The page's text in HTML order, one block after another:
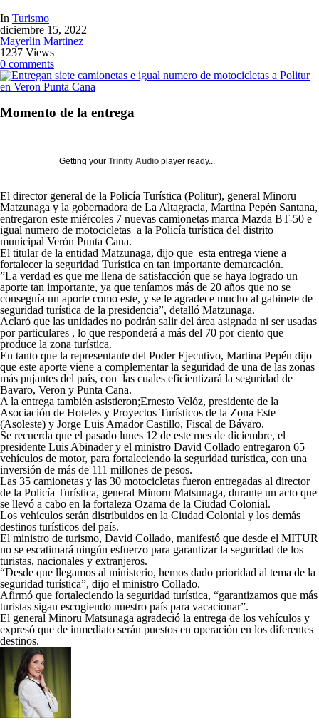
In Turismo
diciembre 15, 2022
Mayerlin Martinez
1237 Views
0 comments
Momento de la entrega
Getting your Trinity Audio player ready...
El director general de la Policía Turística (Politur), general Minoru
Matzunaga y la gobernadora de La Altagracia, Martina Pepén Santana,
entregaron este miércoles 7 nuevas camionetas marca Mazda BT-50 e
igual numero de motocicletas a la Policía turística del distrito
municipal Verón Punta Cana.
El titular de la entidad Matzunaga, dijo que esta entrega viene a
fortalecer la seguridad Turística en tan importante demarcación.
”La verdad es que me llena de satisfacción que se haya logrado un
aporte tan importante, ya que teníamos más de 20 años que no se
conseguía un aporte como este, y se le agradece mucho al gabinete de
seguridad turística de la presidencia”, detalló Matzunaga.
Aclaró que las unidades no podrán salir del área asignada ni ser usadas
por particulares , lo que responderá a más del 70 por ciento que
produce la zona turística.
En tanto que la representante del Poder Ejecutivo, Martina Pepén dijo
que este aporte viene a complementar la seguridad de una de las zonas
más pujantes del país, con las cuales eficientizará la seguridad de
Bavaro, Veron y Punta Cana.
A la entrega también asistieron;Ernesto Velóz, presidente de la
Asociación de Hoteles y Proyectos Turísticos de la Zona Este
(Asoleste) y Jorge Luis Amador Castillo, Fiscal de Bávaro.
Se recuerda que el pasado lunes 12 de este mes de diciembre, el
presidente Luis Abinader y el ministro David Collado entregaron 65
vehículos de motor, para fortaleciendo la seguridad turística, con una
inversión de más de 111 millones de pesos.
Las 35 camionetas y las 30 motocicletas fueron entregadas al director
de la Policía Turística, general Minoru Matsunaga, durante un acto que
se llevó a cabo en la fortaleza Ozama de la Ciudad Colonial.
Los vehículos serán distribuidos en la Ciudad Colonial y los demás
destinos turísticos del país.
El ministro de turismo, David Collado, manifestó que desde el MITUR
no se escatimará ningún esfuerzo para garantizar la seguridad de los
turistas, nacionales y extranjeros.
“Desde que llegamos al ministerio, hemos dado prioridad al tema de la
seguridad turística”, dijo el ministro Collado.
Afirmó que fortaleciendo la seguridad turística, “garantizamos que más
turistas sigan escogiendo nuestro país para vacacionar”.
El general Minoru Matsunaga agradeció la entrega de los vehículos y
expresó que de inmediato serán puestos en operación en los diferentes
destinos.